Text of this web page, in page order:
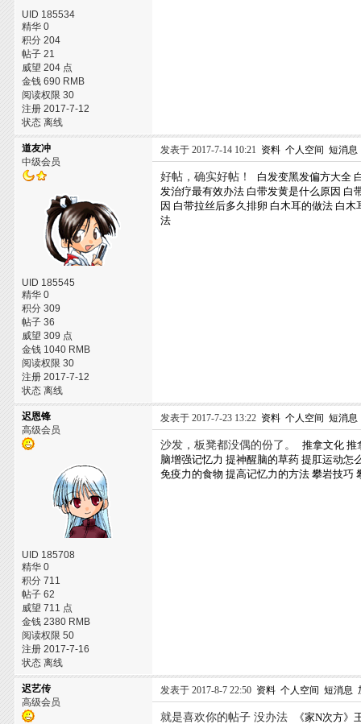
UID 185534
精华 0
积分 204
帖子 21
威望 204 点
金钱 690 RMB
阅读权限 30
注册 2017-7-12
状态 离线
道友冲
中级会员
UID 185545
精华 0
积分 309
帖子 36
威望 309 点
金钱 1040 RMB
阅读权限 30
注册 2017-7-12
状态 离线
发表于 2017-7-14 10:21 资料 个人空间 短消息
好帖，确实好帖！ 白发变黑发偏方大全
发治疗最有效办法 白带发黄是什么原因 白
因 白带拉丝后多久排卵 白木耳的做法 白木
法
迟恩锋
高级会员
UID 185708
精华 0
积分 711
帖子 62
威望 711 点
金钱 2380 RMB
阅读权限 50
注册 2017-7-16
状态 离线
发表于 2017-7-23 13:22 资料 个人空间 短消息
沙发，板凳都没偶的份了。 推拿文化 推
脑增强记忆力 提神醒脑的草药 提肛运动怎
免疫力的食物 提高记忆力的方法 攀岩技巧
迟艺传
高级会员
发表于 2017-8-7 22:50 资料 个人空间 短消息
就是喜欢你的帖子 没办法
《家N次方》